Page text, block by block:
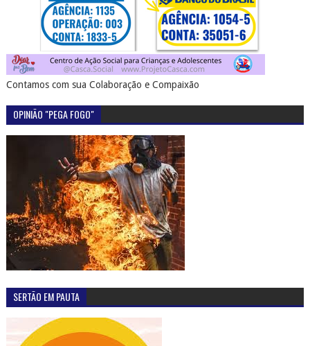
Contamos com sua Colaboração e Compaixão
OPINIÃO "PEGA FOGO"
SERTÃO EM PAUTA